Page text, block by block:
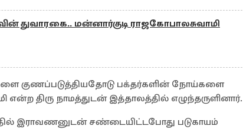
துவாரகை.. மன்னார்குடி ராஜகோபாலசுவாமி
குணப்படுத்தியதோடு பக்தர்களின் நோய்களை
என்ற திரு நாமத்துடன் இத்தாலத்தில் எழுந்தருளினார்.
இராவணனுடன் சண்டையிட்டபோது படுகாயம்